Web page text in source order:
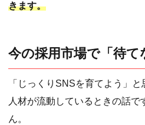
きます。
今の採用市場で「待て
「じっくりSNSを育てよう」
人材が流動しているときの話
ん。